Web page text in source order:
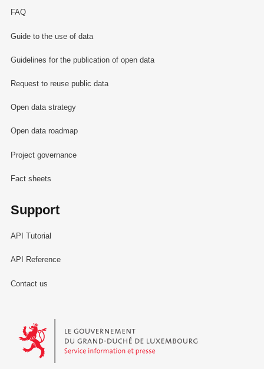
FAQ
Guide to the use of data
Guidelines for the publication of open data
Request to reuse public data
Open data strategy
Open data roadmap
Project governance
Fact sheets
Support
API Tutorial
API Reference
Contact us
Le Gouvernement du Grand-Duché de Luxembourg - Service